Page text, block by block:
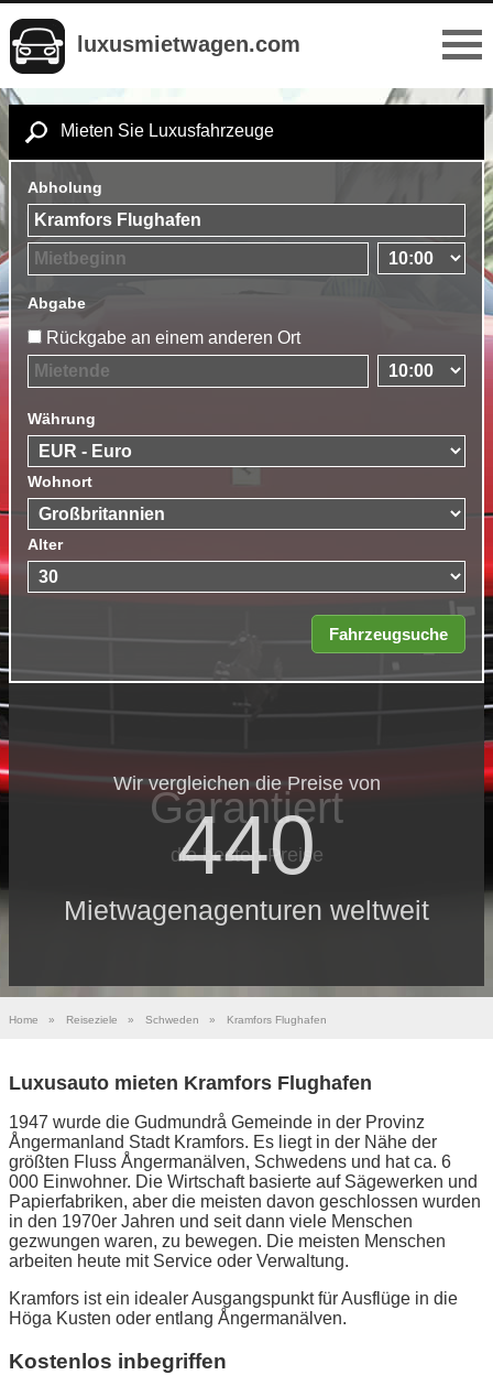
luxusmietwagen.com
Mieten Sie Luxusfahrzeuge
Abholung
Abgabe
Rückgabe an einem anderen Ort
Währung
Wohnort
Alter
Wir vergleichen die Preise von
440
Mietwagenagenturen weltweit
Garantiert
die besten Preise
Home » Reiseziele » Schweden » Kramfors Flughafen
Luxusauto mieten Kramfors Flughafen
1947 wurde die Gudmundrå Gemeinde in der Provinz
Ångermanland Stadt Kramfors. Es liegt in der Nähe der
größten Fluss Ångermanälven, Schwedens und hat ca. 6
000 Einwohner. Die Wirtschaft basierte auf Sägewerken und
Papierfabriken, aber die meisten davon geschlossen wurden
in den 1970er Jahren und seit dann viele Menschen
gezwungen waren, zu bewegen. Die meisten Menschen
arbeiten heute mit Service oder Verwaltung.
Kramfors ist ein idealer Ausgangspunkt für Ausflüge in die
Höga Kusten oder entlang Ångermanälven.
Kostenlos inbegriffen